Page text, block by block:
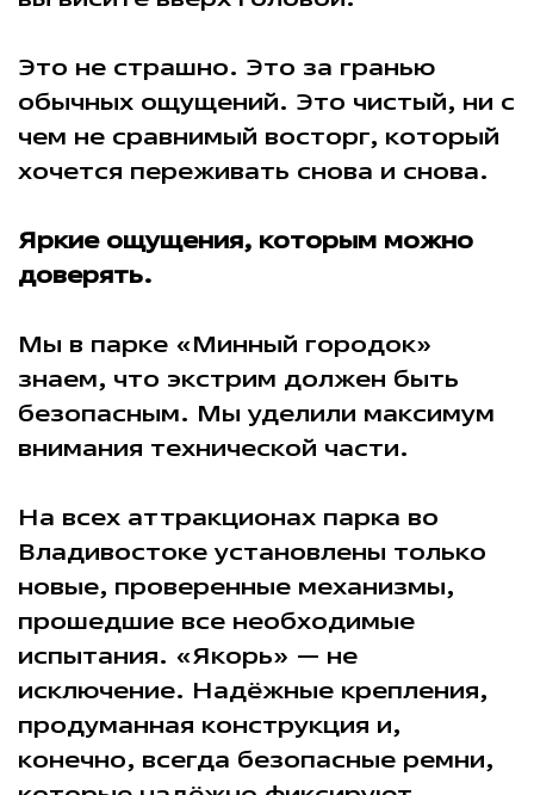
Это не страшно. Это за гранью
обычных ощущений. Это чистый, ни с
чем не сравнимый восторг, который
хочется переживать снова и снова.
Яркие ощущения, которым можно
доверять.
Мы в парке «Минный городок»
знаем, что экстрим должен быть
безопасным. Мы уделили максимум
внимания технической части.
На всех аттракционах парка во
Владивостоке установлены только
новые, проверенные механизмы,
прошедшие все необходимые
испытания. «Якорь» — не
исключение. Надёжные крепления,
продуманная конструкция и,
конечно, всегда безопасные ремни,